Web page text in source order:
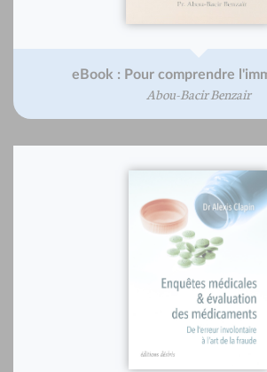
eBook : Pour comprendre
Abou-Bacir Benzair